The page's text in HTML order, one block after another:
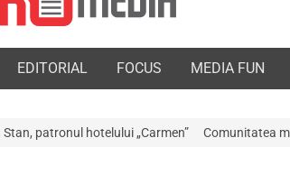
EDITORIAL FOCUS MEDIA FUN
„Carmen” Comunitatea medicală a Argeșului